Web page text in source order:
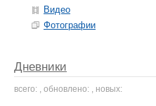
Видео
Фотографии
Дневники
всего: , обновлено: , новых: